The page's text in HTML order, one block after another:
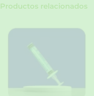
Productos relacionados